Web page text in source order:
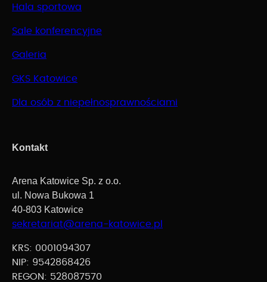
Hala sportowa
Sale konferencyjne
Galeria
GKS Katowice
Dla osób z niepełnosprawnościami
Kontakt
Arena Katowice Sp. z o.o.
ul. Nowa Bukowa 1
40-803 Katowice
sekretariat@arena-katowice.pl
KRS: 0001094307
NIP: 9542868426
REGON: 528087570